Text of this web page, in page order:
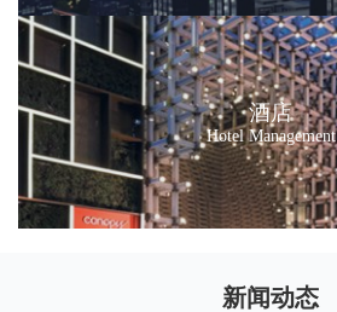
酒店
Hotel Management
新闻动态